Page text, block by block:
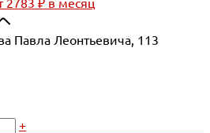
2783 ₽ в месяц
Павла Леонтьевича, 113
+